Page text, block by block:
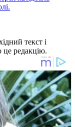
текст і
це редакцію.